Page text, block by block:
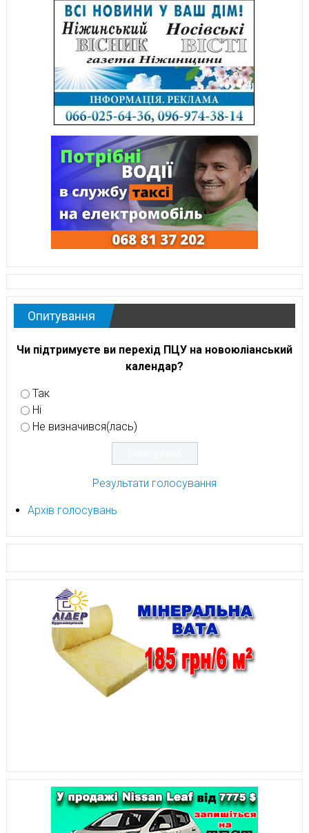
Опитування
Чи підтримуєте ви перехід ПЦУ на новоюліанський
календар?
Так
Ні
Не визначився(лась)
Результати голосування
Архів голосувань